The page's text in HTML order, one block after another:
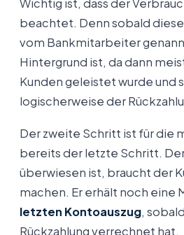
Wichtig ist, dass der
beachtet. Denn sobald
vom Bankmitarbeiter
Hintergrund ist, da dann
Kunden geleistet wurde und
logischerweise der
Der zweite Schritt ist für die
bereits der letzte Schritt.
überwiesen ist, braucht der
machen. Er erhält noch eine
letzten Kontoauszug,
Rückzahlung verrechnet hat.